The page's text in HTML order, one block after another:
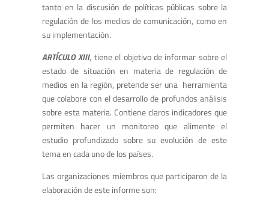
tanto en la discusión de políticas públicas sobre la
regulación de los medios de comunicación, como en
su implementación.
ARTÍCULO XIII, tiene el objetivo de informar sobre el
estado de situación en materia de regulación de
medios en la región, pretende ser una herramienta
que colabore con el desarrollo de profundos análisis
sobre esta materia. Contiene claros indicadores que
permiten hacer un monitoreo que alimente el
estudio profundizado sobre su evolución de este
tema en cada uno de los países.
Las organizaciones miembros que participaron de la
elaboración de este informe son: